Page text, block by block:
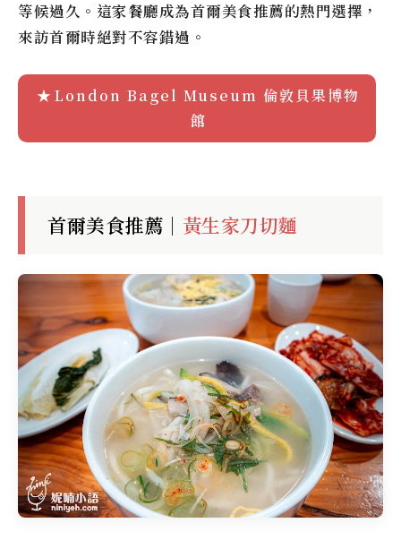
等候過久。這家餐廳成為首爾美食推薦的熱門選擇，
來訪首爾時絕對不容錯過。
London Bagel Museum 倫敦貝果博物
館
首爾美食推薦｜ 黃生家刀切麵